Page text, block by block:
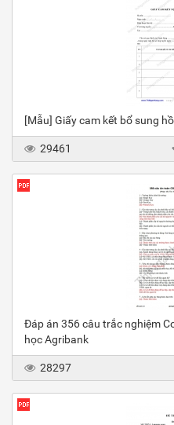
[Mẫu] Giấy cam kết bổ sung
29461
Đáp án 356 câu trắc nghiệm
học Agribank
28297